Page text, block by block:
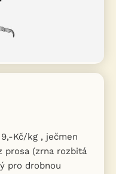
Kč/kg , ječmen
prosa (zrna rozbitá
pro drobnou